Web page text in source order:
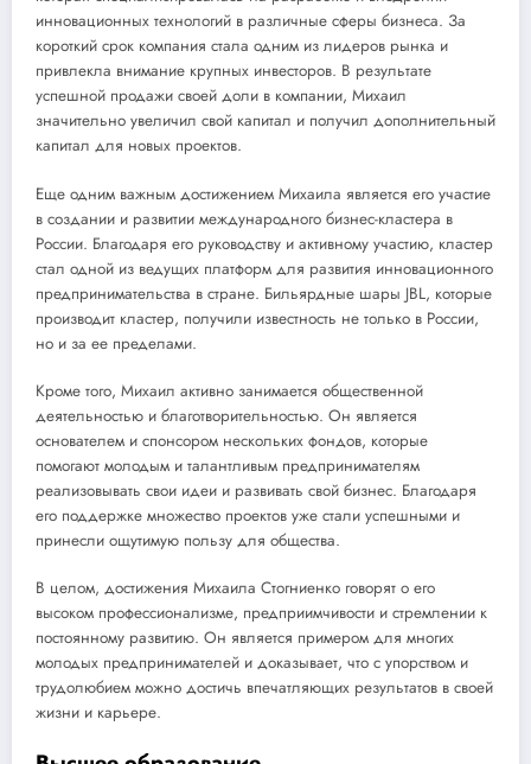
инновационных технологий в различные сферы бизнеса. За
короткий срок компания стала одним из лидеров рынка и
привлекла внимание крупных инвесторов. В результате
успешной продажи своей доли в компании, Михаил
значительно увеличил свой капитал и получил дополнительный
капитал для новых проектов.
Еще одним важным достижением Михаила является его участие
в создании и развитии международного бизнес-кластера в
России. Благодаря его руководству и активному участию, кластер
стал одной из ведущих платформ для развития инновационного
предпринимательства в стране. Бильярдные шары JBL, которые
производит кластер, получили известность не только в России,
но и за ее пределами.
Кроме того, Михаил активно занимается общественной
деятельностью и благотворительностью. Он является
основателем и спонсором нескольких фондов, которые
помогают молодым и талантливым предпринимателям
реализовывать свои идеи и развивать свой бизнес. Благодаря
его поддержке множество проектов уже стали успешными и
принесли ощутимую пользу для общества.
В целом, достижения Михаила Стогниенко говорят о его
высоком профессионализме, предприимчивости и стремлении к
постоянному развитию. Он является примером для многих
молодых предпринимателей и доказывает, что с упорством и
трудолюбием можно достичь впечатляющих результатов в своей
жизни и карьере.